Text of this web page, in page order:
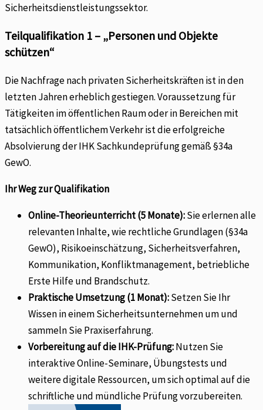
Sicherheitsdienstleistungssektor.
Teilqualifikation 1 – „Personen und Objekte
schützen“
Die Nachfrage nach privaten Sicherheitskräften ist in den
letzten Jahren erheblich gestiegen. Voraussetzung für
Tätigkeiten im öffentlichen Raum oder in Bereichen mit
tatsächlich öffentlichem Verkehr ist die erfolgreiche
Absolvierung der IHK Sachkundeprüfung gemäß §34a
GewO.
Ihr Weg zur Qualifikation
Online-Theorieunterricht (5 Monate):Sie erlernen alle
relevanten Inhalte, wie rechtliche Grundlagen (§34a
GewO), Risikoeinschätzung, Sicherheitsverfahren,
Kommunikation, Konfliktmanagement, betriebliche
Erste Hilfe und Brandschutz.
Praktische Umsetzung (1 Monat):Setzen Sie Ihr
Wissen in einem Sicherheitsunternehmen um und
sammeln Sie Praxiserfahrung.
Vorbereitung auf die IHK-Prüfung:Nutzen Sie
interaktive Online-Seminare, Übungstests und
weitere digitale Ressourcen, um sich optimal auf die
schriftliche und mündliche Prüfung vorzubereiten.